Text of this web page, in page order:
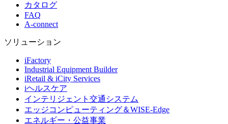
カタログ
FAQ
A-connect
ソリューション
iFactory
Industrial Equipment Builder
iRetail & iCity Services
iヘルスケア
インテリジェント交通システム
エッジコンピューティング＆WISE-Edge
エネルギー・公益事業